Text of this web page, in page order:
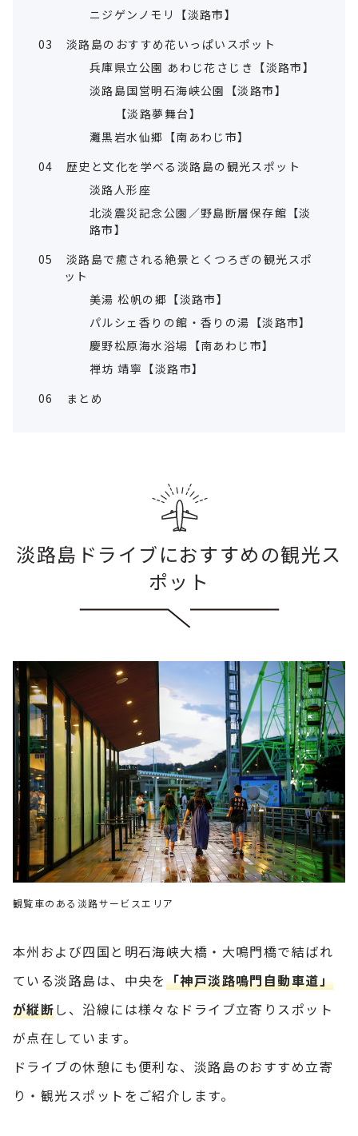
ニジゲンノモリ【淡路市】
03
淡路島のおすすめ花いっぱいスポット
兵庫県立公園 あわじ花さじき【淡路市】
淡路島国営明石海峡公園【淡路市】
【淡路夢舞台】
灘黒岩水仙郷【南あわじ市】
04
歴史と文化を学べる淡路島の観光スポット
淡路人形座
北淡震災記念公園／野島断層保存館【淡
路市】
05
淡路島で癒される絶景とくつろぎの観光スポ
ット
美湯 松帆の郷【淡路市】
パルシェ香りの館・香りの湯【淡路市】
慶野松原海水浴場【南あわじ市】
禅坊 靖寧【淡路市】
06
まとめ
淡路島ドライブにおすすめの観光ス
ポット
観覧車のある淡路サービスエリア
本州および四国と明石海峡大橋・大鳴門橋で結ばれ
ている淡路島は、中央を「神戸淡路鳴門自動車道」
が縦断し、沿線には様々なドライブ立寄りスポット
が点在しています。
ドライブの休憩にも便利な、淡路島のおすすめ立寄
り・観光スポットをご紹介します。